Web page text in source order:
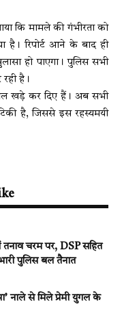
कि मामले की गंभीरता को
है। रिपोर्ट आने के बाद ही
हो पाएगा। पुलिस सभी
है।
खड़े कर दिए हैं। अब सभी
टिकी है, जिससे इस रहस्यमयी
चरम पर, DSP सहित
पुलिस बल तैनात
नाले से मिले प्रेमी युगल के